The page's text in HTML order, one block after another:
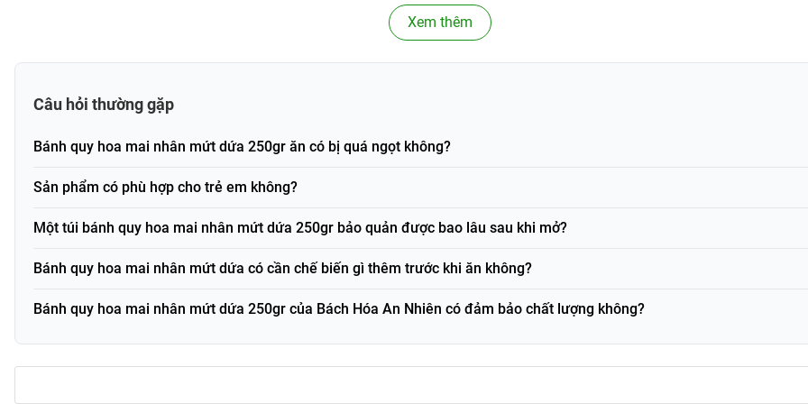
Sản phẩm bánh quy hoa mai nhân mứt dứa, khóm 250gr thường được sản xuất từ các nguyên liệu quen thuộc trong các
Nhân mứt dứa (khóm/thơm): dứa được sên cùng đường tạo thành nhân mứt dẻo, thơm đặc trưng.
Công dụng nổi bật
Món ăn vặt tiện lợi: Bánh quy giòn nhẹ, kết hợp nhân mứt dứa dẻo thơm giúp bạn có bữa ăn nhẹ nhanh gọn, không cần
Hương vị hài hòa, dễ ăn: Vị ngọt nhẹ của vỏ bánh cùng độ chua dịu, ngọt thanh từ nhân dứa, ít bị ngán khi ăn nhiều.
Tiện mang theo: Túi zip gọn nhẹ, dễ bảo quản, dễ mang theo khi đi làm, đi học, dã ngoại, du lịch.
Đãi khách, làm quà: Hình hoa mai xinh xắn, màu sắc bắt mắt, phù hợp bày lên dĩa bánh tiếp khách hoặc làm món quà
Xem thêm
Câu hỏi thường gặp
Bánh quy hoa mai nhân mứt dứa 250gr ăn có bị quá ngọt không?
Sản phẩm có phù hợp cho trẻ em không?
Một túi bánh quy hoa mai nhân mứt dứa 250gr bảo quản được bao lâu sau khi mở?
Bánh quy hoa mai nhân mứt dứa có cần chế biến gì thêm trước khi ăn không?
Bánh quy hoa mai nhân mứt dứa 250gr của Bách Hóa An Nhiên có đảm bảo chất lượng không?